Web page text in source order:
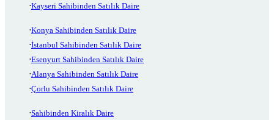
Kayseri Sahibinden Satılık Daire
Konya Sahibinden Satılık Daire
İstanbul Sahibinden Satılık Daire
Esenyurt Sahibinden Satılık Daire
Alanya Sahibinden Satılık Daire
Çorlu Sahibinden Satılık Daire
Sahibinden Kiralık Daire